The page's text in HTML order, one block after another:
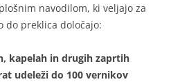
navodilom, ki veljajo za
do preklica določajo:
kapelah in drugih zaprtih
udeleži do 100 vernikov